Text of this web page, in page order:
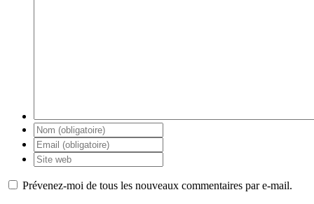
Prévenez-moi de tous les nouveaux commentaires par e-mail.